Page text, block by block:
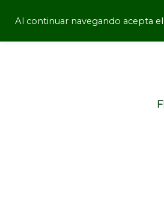
Al continuar navegando acepta